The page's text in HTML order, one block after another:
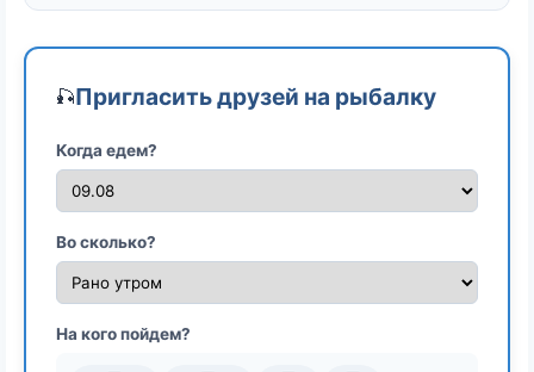
🎣Пригласить друзей на рыбалку
Когда едем?
Во сколько?
На кого пойдем?